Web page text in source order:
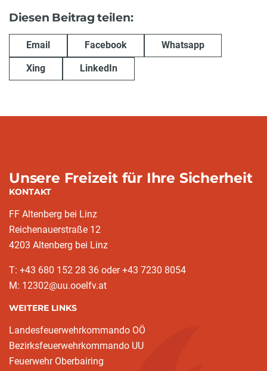
Diesen Beitrag teilen:
Email Facebook Whatsapp
Xing LinkedIn
Unsere Freizeit für Ihre Sicherheit
KONTAKT
FF Altenberg bei Linz
Reichenauerstraße 12
4203 Altenberg bei Linz
T: +43 680 152 28 36 oder +43 7230 8054
M: 12302@uu.ooelfv.at
WEITERE LINKS
Landesfeuerwehrkommando OÖ
Bezirksfeuerwehrkommando UU
Feuerwehr Oberbairing